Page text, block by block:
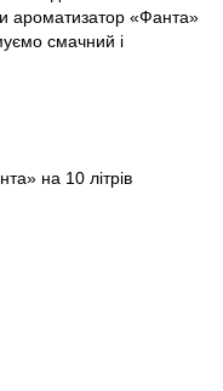
ароматизатор «Фанта»
смачний і
на 10 літрів